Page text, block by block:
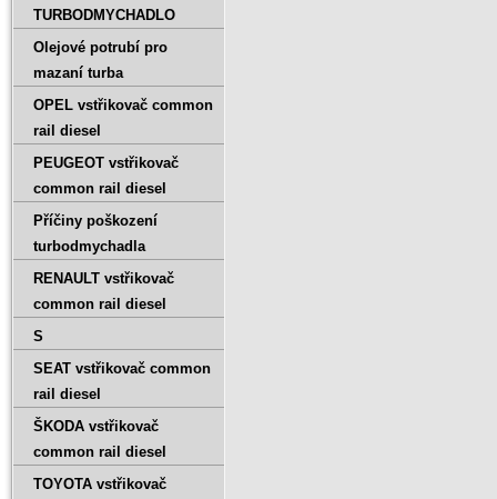
TURBODMYCHADLO
Olejové potrubí pro
mazaní turba
OPEL vstřikovač common
rail diesel
PEUGEOT vstřikovač
common rail diesel
Příčiny poškození
turbodmychadla
RENAULT vstřikovač
common rail diesel
S
SEAT vstřikovač common
rail diesel
ŠKODA vstřikovač
common rail diesel
TOYOTA vstřikovač